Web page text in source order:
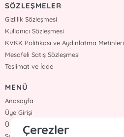
SÖZLEŞMELER
Gizlilik Sözleşmesi
Kullanıcı Sözleşmesi
KVKK Politikası ve Aydınlatma Metinleri
Mesafeli Satış Sözleşmesi
Teslimat ve İade
MENÜ
Anasayfa
Üye Girişi
Üye Ol Çerezler